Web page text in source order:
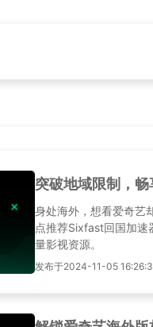
突破地域限制，
身处海外，想看爱奇艺
点推荐Sixfast回国加速
量影视资源。
发布于2024-11-05